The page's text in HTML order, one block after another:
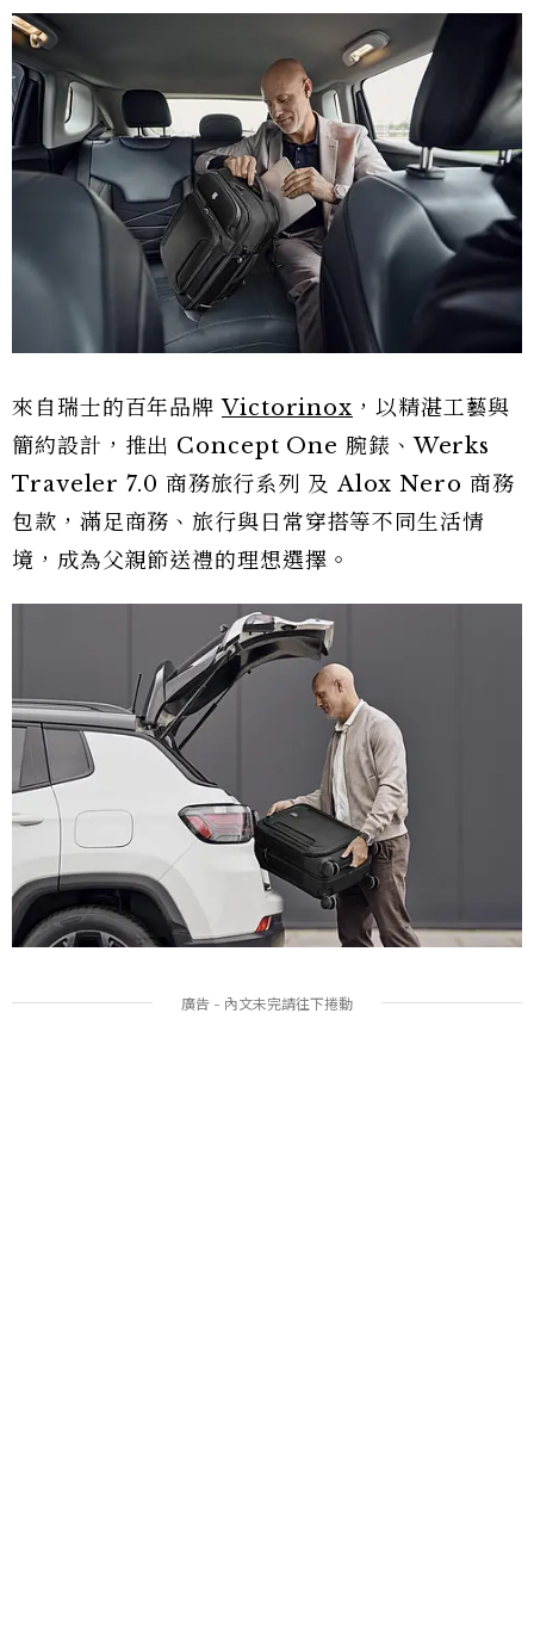
來自瑞士的百年品牌Victorinox ，以精湛工藝與
簡約設計，推出 Concept One 腕錶、Werks
Traveler 7.0 商務旅行系列 及 Alox Nero 商務
包款，滿足商務、旅行與日常穿搭等不同生活情
境，成為父親節送禮的理想選擇。